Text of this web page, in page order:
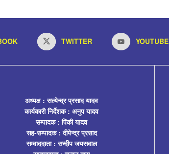
TWITTER YOUTUBE
अध्यक्ष : सत्येन्द्र प्रसाद यादव
कार्यकारी निर्देशक : अनुप यादव
सम्पादक : पिंकी यादव
सह-सम्पादक : दीपेन्द्र प्रसाद
सम्वाददाता : सन्दीप जयसवाल